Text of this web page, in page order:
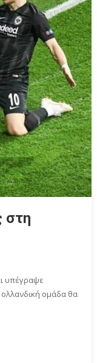
στη
υπέγραψε
ομάδα θα